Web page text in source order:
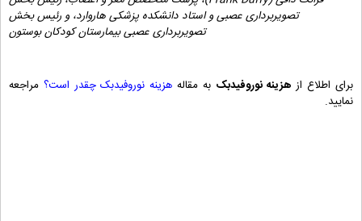
تصویربرداری عصبی و استاد دانشکده پزشکی هاروارد، و رئیس بخش
تصویربرداری عصبی بیمارستان کودکان بوستون
برای اطلاع از هزینه نوروفیدبک به مقاله هزینه نوروفیدبک چقدر است؟ مراجعه
نمایید.